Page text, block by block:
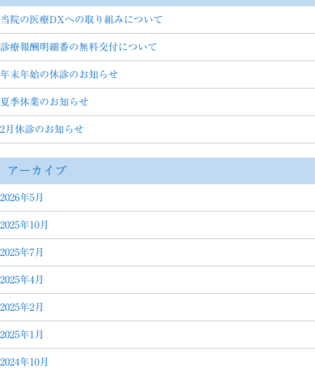
当院の医療DXへの取り組みについて
診療報酬明細番の無料交付について
年末年始の休診のお知らせ
夏季休業のお知らせ
2月休診のお知らせ
アーカイブ
2026年5月
2025年10月
2025年7月
2025年4月
2025年2月
2025年1月
2024年10月